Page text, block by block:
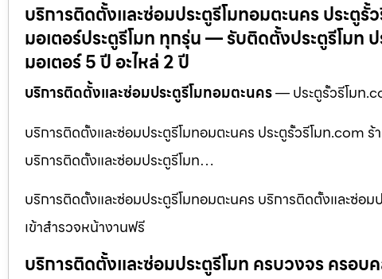
บริการติดตั้งและซ่อมประตูรีโมทอมตะนคร ประตูรั้
มอเตอร์ประตูรีโมท ทุกรุ่น — รับติดตั้งประตูรีโมท
มอเตอร์ 5 ปี อะไหล่ 2 ปี
บริการติดตั้งและซ่อมประตูรีโมทอมตะนคร— ประตูรั้วรีโมท
บริการติดตั้งและซ่อมประตูรีโมทอมตะนคร ประตูรั้วรีโมท.com
บริการติดตั้งและซ่อมประตูรีโมท…
บริการติดตั้งและซ่อมประตูรีโมทอมตะนคร บริการติดตั้งและซ่อ
เข้าสำรวจหน้างานฟรี
บริการติดตั้งและซ่อมประตูรีโมท ครบวงจร ครอบ